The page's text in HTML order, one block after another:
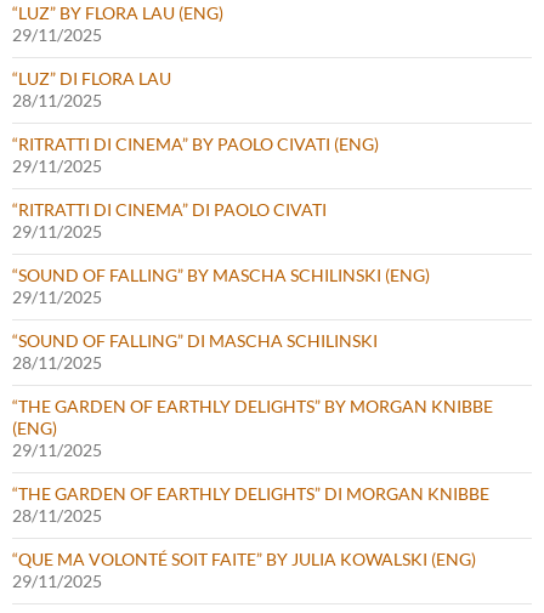
“LUZ” BY FLORA LAU (ENG)
29/11/2025
“LUZ” DI FLORA LAU
28/11/2025
“RITRATTI DI CINEMA” BY PAOLO CIVATI (ENG)
29/11/2025
“RITRATTI DI CINEMA” DI PAOLO CIVATI
29/11/2025
“SOUND OF FALLING” BY MASCHA SCHILINSKI (ENG)
29/11/2025
“SOUND OF FALLING” DI MASCHA SCHILINSKI
28/11/2025
“THE GARDEN OF EARTHLY DELIGHTS” BY MORGAN KNIBBE
(ENG)
29/11/2025
“THE GARDEN OF EARTHLY DELIGHTS” DI MORGAN KNIBBE
28/11/2025
“QUE MA VOLONTÉ SOIT FAITE” BY JULIA KOWALSKI (ENG)
29/11/2025